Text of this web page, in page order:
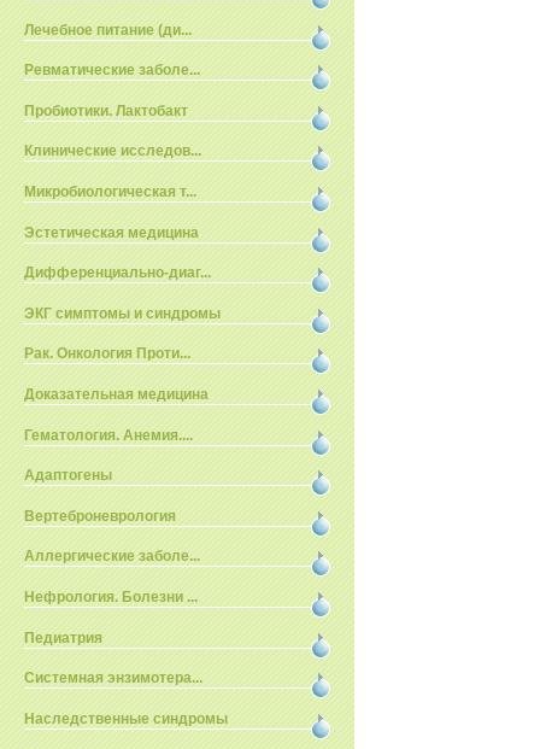
Лечебное питание (ди...
Ревматические заболе...
Пробиотики. Лактобакт
Клинические исследов...
Микробиологическая т...
Эстетическая медицина
Дифференциально-диаг...
ЭКГ симптомы и синдромы
Рак. Онкология Проти...
Доказательная медицина
Гематология. Анемия....
Адаптогены
Вертеброневрология
Аллергические заболе...
Нефрология. Болезни ...
Педиатрия
Системная энзимотера...
Наследственные синдромы